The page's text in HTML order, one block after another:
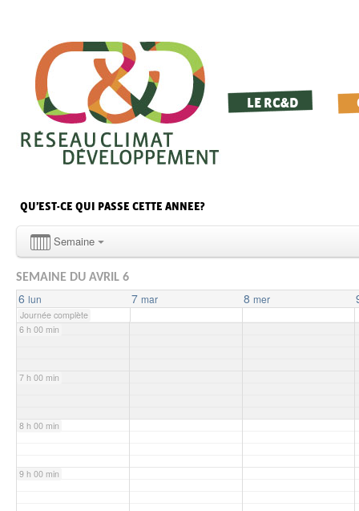
LE RC&D
QU’EST-CE QUI PASSE CETTE ANNEE?
Semaine
SEMAINE DU AVRIL 6
6 lun 7 mar 8 mer
Journée complète
0 h 00 min
1 h 00 min
2 h 00 min
4 h 00 min
5 h 00 min
6 h 00 min
7 h 00 min
8 h 00 min
9 h 00 min